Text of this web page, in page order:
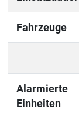
Fahrzeuge
Alarmierte
Einheiten